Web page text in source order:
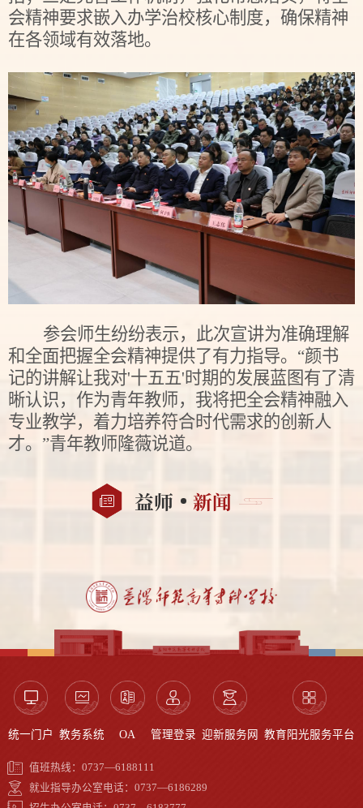
会精神要求嵌入办学治校核心制度，确保精神
在各领域有效落地。
参会师生纷纷表示，此次宣讲为准确理解
和全面把握全会精神提供了有力指导。“颜书
记的讲解让我对'十五五'时期的发展蓝图有了清
晰认识，作为青年教师，我将把全会精神融入
专业教学，着力培养符合时代需求的创新人
才。”青年教师隆薇说道。
益师 新闻
统一门户 教务系统 OA 管理登录 迎新服务网 教育阳光服务平台
值班热线：0737—6188111
就业指导办公室电话：0737—6186289